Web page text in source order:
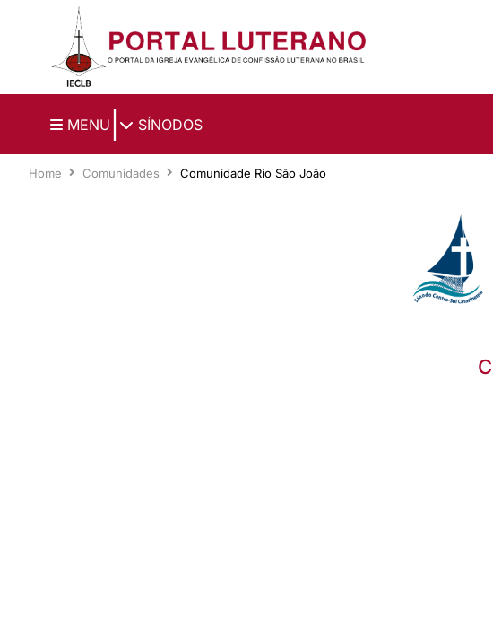
Ir para o conteúdo principal
MENU SÍNODOS
Home Comunidades Comunidade Rio São João